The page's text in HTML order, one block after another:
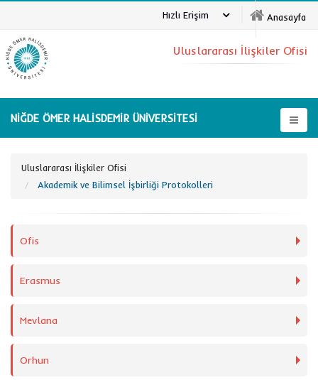
Anasayfa
Hızlı Erişim
NİĞDE ÖMER HALİSDEMİR ÜNİVERSİTESİ
Uluslararası İlişkiler Ofisi
Uluslararası İlişkiler Ofisi
Akademik ve Bilimsel İşbirliği Protokolleri
Ofis
Erasmus
Mevlana
Orhun